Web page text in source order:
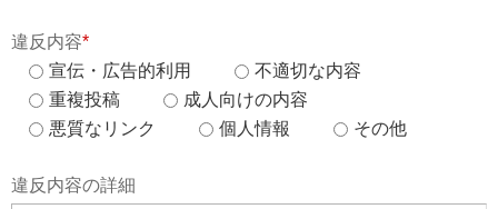
違反内容*
宣伝・広告的利用
不適切な内容
重複投稿
成人向けの内容
悪質なリンク
個人情報 その他
違反内容の詳細